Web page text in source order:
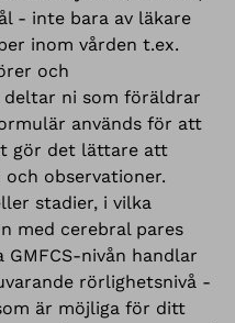
- inte bara av läkare
inom vården t.ex.
och
ni som föräldrar
används för att
gör det lättare att
observationer.
stadier, i vilka
med cerebral pares
nivån handlar
rörlighetsnivå -
är möjliga för ditt